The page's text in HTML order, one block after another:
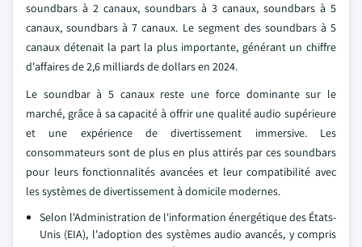
soundbars à 2 canaux, soundbars à 3 canaux, soundbars à 5
canaux, soundbars à 7 canaux. Le segment des soundbars à 5
canaux détenait la part la plus importante, générant un chiffre
d'affaires de 2,6 milliards de dollars en 2024.
Le soundbar à 5 canaux reste une force dominante sur le
marché, grâce à sa capacité à offrir une qualité audio supérieure
et une expérience de divertissement immersive. Les
consommateurs sont de plus en plus attirés par ces soundbars
pour leurs fonctionnalités avancées et leur compatibilité avec
les systèmes de divertissement à domicile modernes.
Selon l'Administration de l'information énergétique des États-
Unis (EIA), l'adoption des systèmes audio avancés, y compris